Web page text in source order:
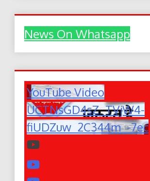
News On Whatsapp
YouTube Video
UCTNsGD4sZ_TVjW4-
fiUDZuw_2C344m_-7ec